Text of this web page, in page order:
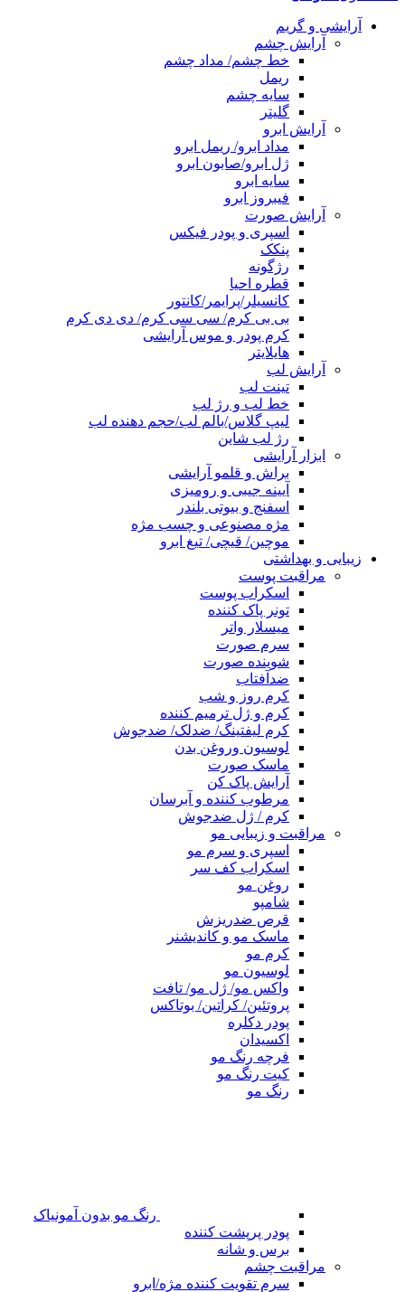
آرایشی و گریم
آرایش چشم
خط چشم/ مداد چشم
ریمل
سایه چشم
گلیتر
آرایش ابرو
مداد ابرو/ ریمل ابرو
ژل ابرو/صابون ابرو
سایه ابرو
فیبروز ابرو
آرایش صورت
اسپری و پودر فیکس
پنکک
رژگونه
قطره احیا
کانسیلر/پرایمر/کانتور
بی بی کرم/ سی سی کرم/ دی دی کرم
کرم پودر و موس آرایشی
هایلایتر
آرایش لب
تینت لب
خط لب و رژ لب
لیپ گلاس/بالم لب/حجم دهنده لب
رژ لب شاین
ابزار آرایشی
براش و قلمو آرایشی
آیینه جیبی و رومیزی
اسفنج و بیوتی بلندر
مژه مصنوعی و چسب مژه
موچین/ قیچی/ تیغ ابرو
زیبایی و بهداشتی
مراقبت پوست
اسکراب پوست
تونر پاک کننده
میسلار واتر
سرم صورت
شوینده صورت
ضدآفتاب
کرم روز و شب
کرم و ژل ترمیم کننده
کرم لیفتینگ/ ضدلک/ ضدجوش
لوسیون وروغن بدن
ماسک صورت
آرایش پاک کن
مرطوب کننده و آبرسان
کرم / ژل ضدجوش
مراقبت و زیبایی مو
اسپری و سرم مو
اسکراب کف سر
روغن مو
شامپو
قرص ضدریزش
ماسک مو و کاندیشنر
کرم مو
لوسیون مو
واکس مو/ ژل مو/ تافت
پروتئین/ کراتین/ بوتاکس
پودر دکلره
اکسیدان
فرچه رنگ مو
کیت رنگ مو
رنگ مو
رنگ مو بدون آمونیاک
پودر پرپشت کننده
برس و شانه
مراقبت چشم
سرم تقویت کننده مژه/ابرو